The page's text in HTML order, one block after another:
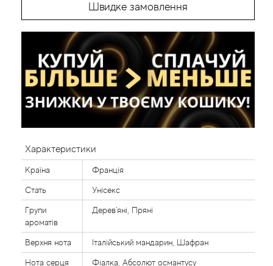
Швидке замовлення
Характеристики
Країна Франція
Стать Унісекс
Групи
ароматів
Дерев'яні, Пряні
Верхня нота Італійський мандарин, Шафран
Нота серця Фіалка, Абсолют османтусу